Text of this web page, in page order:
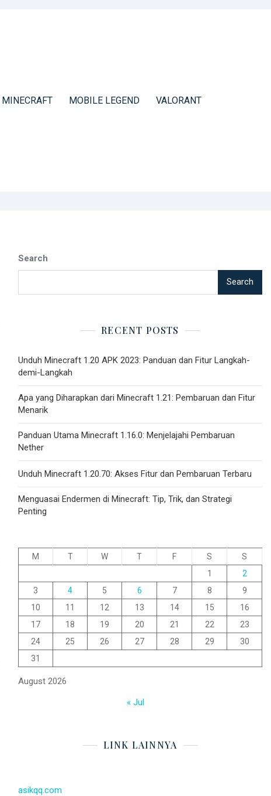
MINECRAFT MOBILE LEGEND VALORANT
Search
Search
RECENT POSTS
Unduh Minecraft 1.20 APK 2023: Panduan dan Fitur Langkah-
demi-Langkah
Apa yang Diharapkan dari Minecraft 1.21: Pembaruan dan Fitur
Menarik
Panduan Utama Minecraft 1.16.0: Menjelajahi Pembaruan
Nether
Unduh Minecraft 1.20.70: Akses Fitur dan Pembaruan Terbaru
Menguasai Endermen di Minecraft: Tip, Trik, dan Strategi
Penting
August 2026
M T W T F S
S
1
2
3
4 5 6 7 8
9
10
11 12 13 14 15
16
17
18 19 20 21 22
23
24
25 26 27 28 29
30
31
« Jul
LINK LAINNYA
asikqq.com